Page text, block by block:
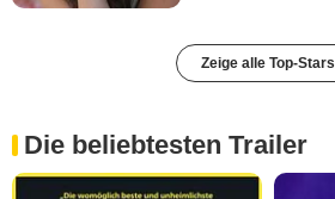
Zeige alle Top-Stars
Die beliebtesten Trailer